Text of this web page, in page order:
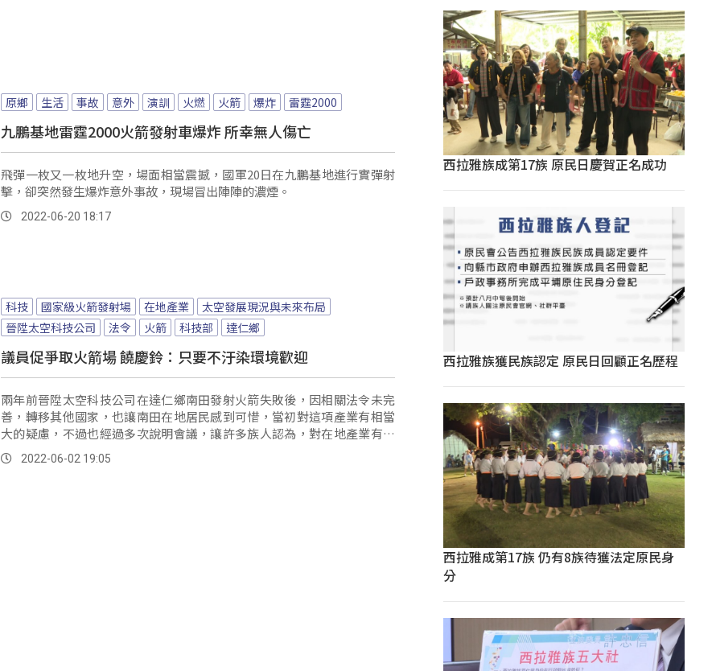
原鄉 生活 事故 意外 演訓 火燃 火箭 爆炸 雷霆2000
九鵬基地雷霆2000火箭發射車爆炸 所幸無人傷亡
飛彈一枚又一枚地升空，場面相當震撼，國軍20日在九鵬基地進行實彈射
擊，卻突然發生爆炸意外事故，現場冒出陣陣的濃煙。
2022-06-20 18:17
科技 國家級火箭發射場 在地產業
太空發展現況與未來布局
晉陞太空科技公司
法令 火箭 科技部 達仁鄉
議員促爭取火箭場 饒慶鈴：只要不汙染環境歡迎
兩年前晉陞太空科技公司在達仁鄉南田發射火箭失敗後，因相關法令未完
善，轉移其他國家，也讓南田在地居民感到可惜，當初對這項產業有相當
大的疑慮，不過也經過多次說明會議，讓許多族人認為，對在地產業有很
大幫助。
2022-06-02 19:05
西拉雅族成第17族 原民日慶賀正名成功
西拉雅族獲民族認定 原民日回顧正名歷程
西拉雅成第17族 仍有8族待獲法定原民身
分